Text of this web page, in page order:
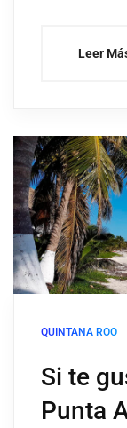
Leer
QUINTANA ROO
Si te
Punta